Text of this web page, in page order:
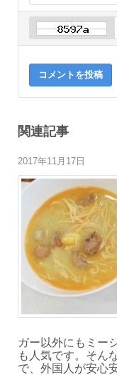
コメントを投稿
関連記事
2017年11月17日
ガー以外にもミー
も人気です。そん
で、外国人が安心